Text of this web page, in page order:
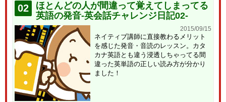
02
ほとんどの人が間違って覚えてしまってる
英語の発音-英会話チャレンジ日記02-
2015/09/15
ネイティブ講師に直接教わるメリット
を感じた発音・音読のレッスン。カタ
カナ英語とも違う浸透しちゃってる間
違った英単語の正しい読み方が分かり
ました！